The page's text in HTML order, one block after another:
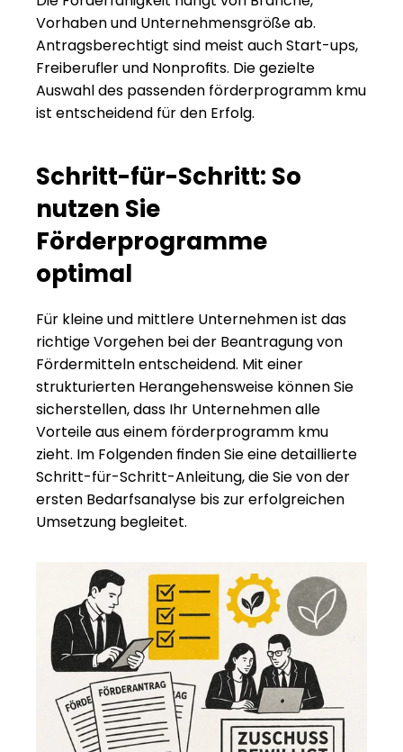
Vorhaben und Unternehmensgröße ab.
Antragsberechtigt sind meist auch Start-ups,
Freiberufler und Nonprofits. Die gezielte
Auswahl des passenden förderprogramm kmu
ist entscheidend für den Erfolg.
Schritt-für-Schritt: So
nutzen Sie
Förderprogramme
optimal
Für kleine und mittlere Unternehmen ist das
richtige Vorgehen bei der Beantragung von
Fördermitteln entscheidend. Mit einer
strukturierten Herangehensweise können Sie
sicherstellen, dass Ihr Unternehmen alle
Vorteile aus einem förderprogramm kmu
zieht. Im Folgenden finden Sie eine detaillierte
Schritt-für-Schritt-Anleitung, die Sie von der
ersten Bedarfsanalyse bis zur erfolgreichen
Umsetzung begleitet.